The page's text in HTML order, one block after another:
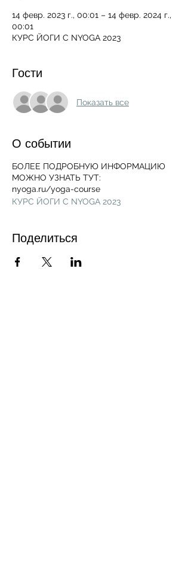
14 февр. 2023 г., 00:01 – 14 февр. 2024 г.,
00:01
КУРС ЙОГИ С NYOGA 2023
Гости
Показать все
О событии
БОЛЕЕ ПОДРОБНУЮ ИНФОРМАЦИЮ
МОЖНО УЗНАТЬ ТУТ:
nyoga.ru/yoga-course
КУРС ЙОГИ С NYOGA 2023
Поделиться